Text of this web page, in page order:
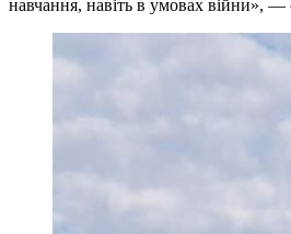
навчання, навіть в умовах війни», —